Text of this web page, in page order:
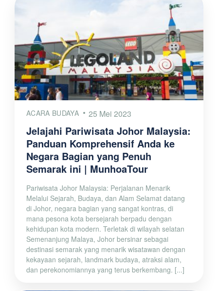
ACARA BUDAYA 25 Mei 2023
Jelajahi Pariwisata Johor Malaysia:
Panduan Komprehensif Anda ke
Negara Bagian yang Penuh
Semarak ini | MunhoaTour
Pariwisata Johor Malaysia: Perjalanan Menarik
Melalui Sejarah, Budaya, dan Alam Selamat datang
di Johor, negara bagian yang sangat kontras, di
mana pesona kota bersejarah berpadu dengan
kehidupan kota modern. Terletak di wilayah selatan
Semenanjung Malaya, Johor bersinar sebagai
destinasi semarak yang menarik wisatawan dengan
kekayaan sejarah, landmark budaya, atraksi alam,
dan perekonomiannya yang terus berkembang. [...]